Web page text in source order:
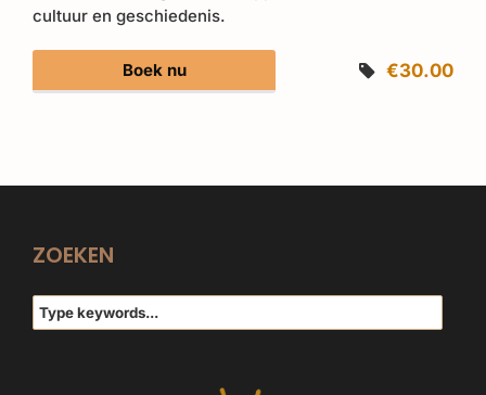
cultuur en geschiedenis.
Boek nu €30.00
ZOEKEN